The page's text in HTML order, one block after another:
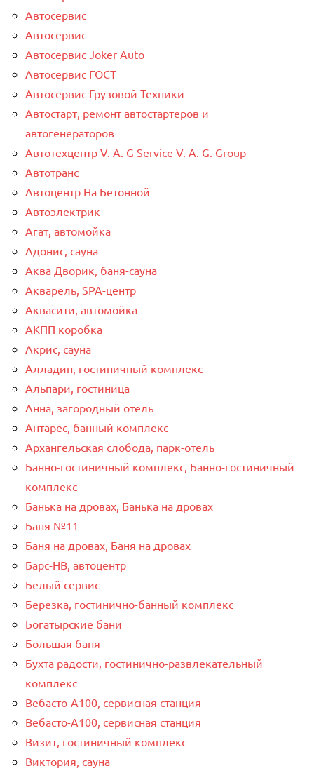
Автосервис
Автосервис
Автосервис Joker Auto
Автосервис ГОСТ
Автосервис Грузовой Техники
Автостарт, ремонт автостартеров и
автогенераторов
Автотехцентр V. A. G Service V. A. G. Group
Автотранс
Автоцентр На Бетонной
Автоэлектрик
Агат, автомойка
Адонис, сауна
Аква Дворик, баня-сауна
Акварель, SPA-центр
Аквасити, автомойка
АКПП коробка
Акрис, сауна
Алладин, гостиничный комплекс
Альпари, гостиница
Анна, загородный отель
Антарес, банный комплекс
Архангельская слобода, парк-отель
Банно-гостиничный комплекс, Банно-гостиничный
комплекс
Банька на дровах, Банька на дровах
Баня №11
Баня на дровах, Баня на дровах
Барс-НВ, автоцентр
Белый сервис
Березка, гостинично-банный комплекс
Богатырские бани
Большая баня
Бухта радости, гостинично-развлекательный
комплекс
Вебасто-А100, сервисная станция
Вебасто-А100, сервисная станция
Визит, гостиничный комплекс
Виктория, сауна